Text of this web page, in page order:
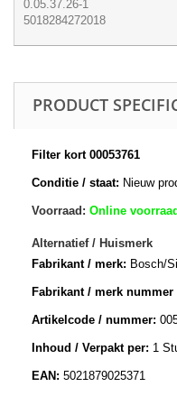
0.05.37.26-1
5018284272018
PRODUCT
Filter kort 00053761
Conditie / staat: Nieuw
Voorraad: Online
Alternatief / Huismerk
Fabrikant / merk: Bosch/
Fabrikant / merk nummer
Artikelcode / nummer:
Inhoud / Verpakt per: 1
EAN: 5021879025371